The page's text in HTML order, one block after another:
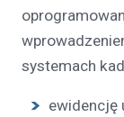
systemach
ewidencję